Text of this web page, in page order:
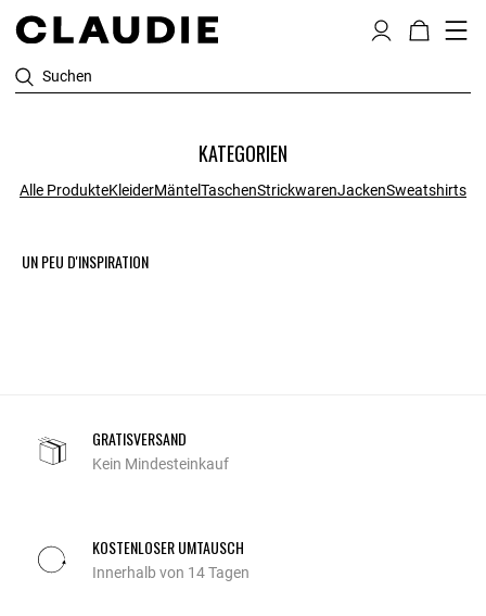
Suchen
KATEGORIEN
Alle ProdukteKleiderMäntelTaschenStrickwarenJackenSweatshirts
UN PEU D'INSPIRATION
GRATISVERSAND
Kein Mindesteinkauf
KOSTENLOSER UMTAUSCH
Innerhalb von 14 Tagen